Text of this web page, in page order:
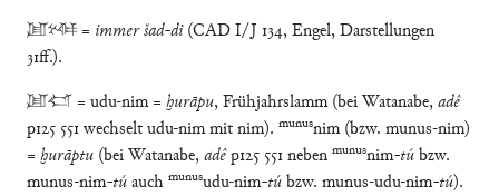
𒇻𒆳𒁲 = immer šad-di(CAD I/J 134, Engel, Darstellungen
31ff.).
𒇻𒉏 = udu-nim = ḫurāpu, Frühjahrslamm (bei Watanabe,adê
p125 551 wechselt udu-nim mit nim). munusnim (bzw. munus-nim)
= ḫurāptu (bei Watanabe,adêp125 551 neben munusnim-túbzw.
munus-nim-túauch munusudu-nim-túbzw. munus-udu-nim-tú).